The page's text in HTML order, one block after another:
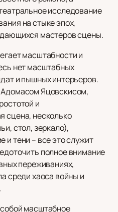
исследование
на стыке эпох,
мастеров сцены.
масштабности и
нет масштабных
и пышных интерьеров.
Яцовскисом,
и
сцена, несколько
стол, зеркало),
и тени – все это служит
полное внимание
переживаниях,
среди хаоса войны и
масштабное